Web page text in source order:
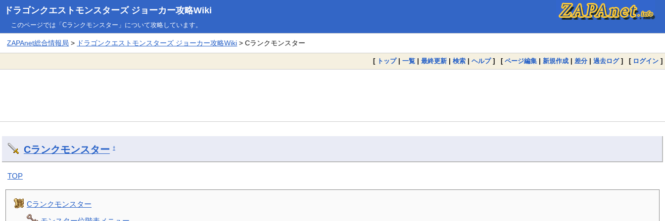
ドラゴンクエストモンスターズ ジョーカー攻略Wiki
このページでは「Cランクモンスター」について攻略しています。
ZAPAnet総合情報局 > ドラゴンクエストモンスターズ ジョーカー攻略Wiki > Cランクモンスター
[ トップ| 一覧 | 最終更新 | 検索 | ヘルプ] [ ページ編集 | 新規作成 | 差分 | 過去ログ] [ ログイン ]
Cランクモンスター †
TOP
Cランクモンスター